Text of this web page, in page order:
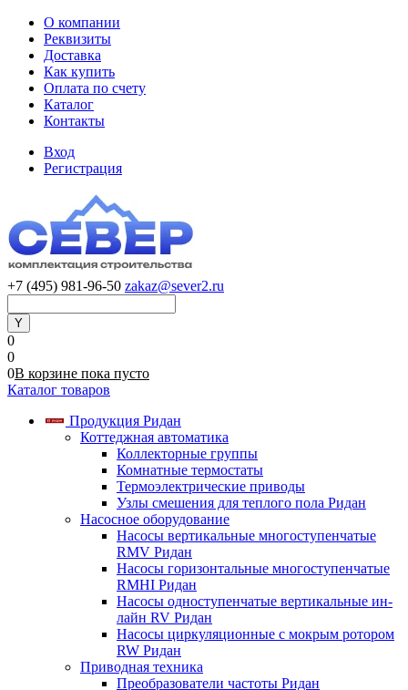
О компании
Реквизиты
Доставка
Как купить
Оплата по счету
Каталог
Контакты
Вход
Регистрация
+7 (495) 981-96-50 zakaz@sever2.ru
0
0
0В корзине пока пусто
Каталог товаров
Продукция Ридан
Коттеджная автоматика
Коллекторные группы
Комнатные термостаты
Термоэлектрические приводы
Узлы смешения для теплого пола Ридан
Насосное оборудование
Насосы вертикальные многоступенчатые
RMV Ридан
Насосы горизонтальные многоступенчатые
RMHI Ридан
Насосы одноступенчатые вертикальные ин-
лайн RV Ридан
Насосы циркуляционные с мокрым ротором
RW Ридан
Приводная техника
Преобразователи частоты Ридан